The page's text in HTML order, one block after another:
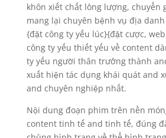
khôn xiết chất lỏng lượng, chuyển
mang lại chuyên bệnh vụ địa
{đặt công ty yếu lúc}{đặt cược,
công ty yếu thiết yếu về content
ty yếu người thân trưởng thành
xuất hiện tác dụng khái quát and
and chuyên nghiệp nhất.
Nội dung đoạn phim trên nền
content tinh tế and tinh tế, đúng